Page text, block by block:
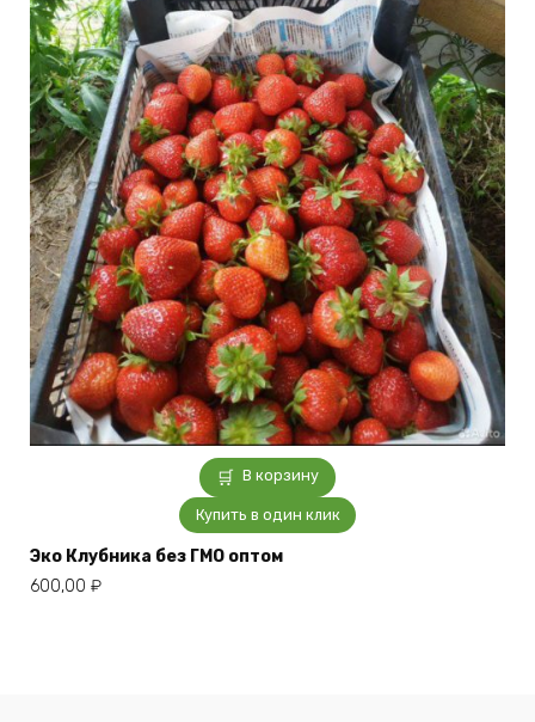
В корзину
Купить в один клик
Эко Клубника без ГМО оптом
600,00 ₽